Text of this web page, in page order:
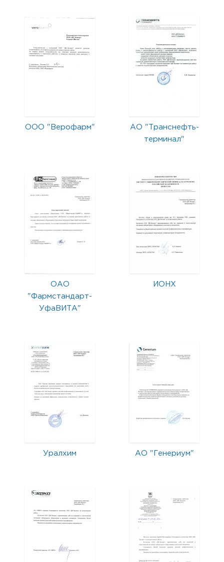
ООО "Верофарм"
АО "Транснефть-
терминал"
ОАО
"Фармстандарт-
УфаВИТА"
ИОНХ
Уралхим АО "Генериум"